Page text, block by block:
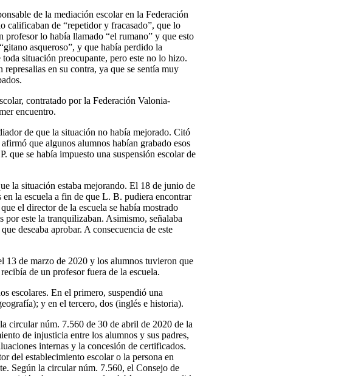
de la mediación escolar en la Federación
calificaban de “repetidor y fracasado”, que lo
profesor lo había llamado “el rumano” y que esto
asqueroso”, y que había perdido la
situación preocupante, pero este no lo hizo.
en su contra, ya que se sentía muy
contratado por la Federación Valonia-
encuentro.
de que la situación no había mejorado. Citó
que algunos alumnos habían grabado esos
que se había impuesto una suspensión escolar de
la situación estaba mejorando. El 18 de junio de
la escuela a fin de que L. B. pudiera encontrar
el director de la escuela se había mostrado
este la tranquilizaban. Asimismo, señalaba
deseaba aprobar. A consecuencia de este
13 de marzo de 2020 y los alumnos tuvieron que
de un profesor fuera de la escuela.
escolares. En el primero, suspendió una
y en el tercero, dos (inglés e historia).
circular núm. 7.560 de 30 de abril de 2020 de la
de injusticia entre los alumnos y sus padres,
internas y la concesión de certificados.
del establecimiento escolar o la persona en
Según la circular núm. 7.560, el Consejo de